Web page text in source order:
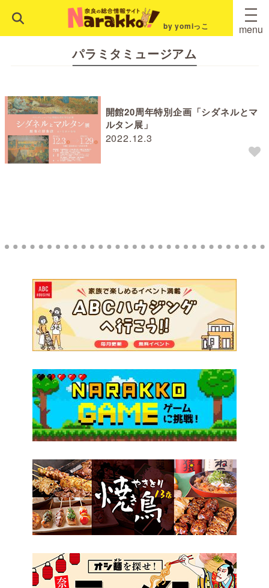
by yomiっこ menu
パラミタミュージアム
2022.12.3
開館20周年特別企画「シダネルとマ
ルタン展」